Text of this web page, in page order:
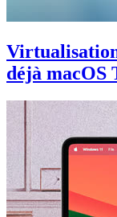
déjà macOS